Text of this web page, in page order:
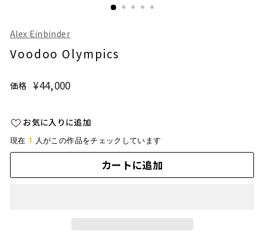
Alex Einbinder
Voodoo Olympics
価格
通
格
¥44,000
お気に入りに追加
現在 1 人がこの作品をチェックしています
カートに追加